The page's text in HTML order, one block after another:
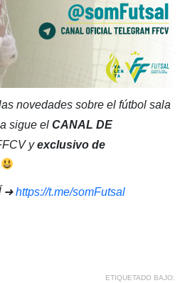
novedades sobre el fútbol sala
sigue el CANAL DE
yexclusivo de
➜https://t.me/somFutsal
ETIQUETADO BAJO: